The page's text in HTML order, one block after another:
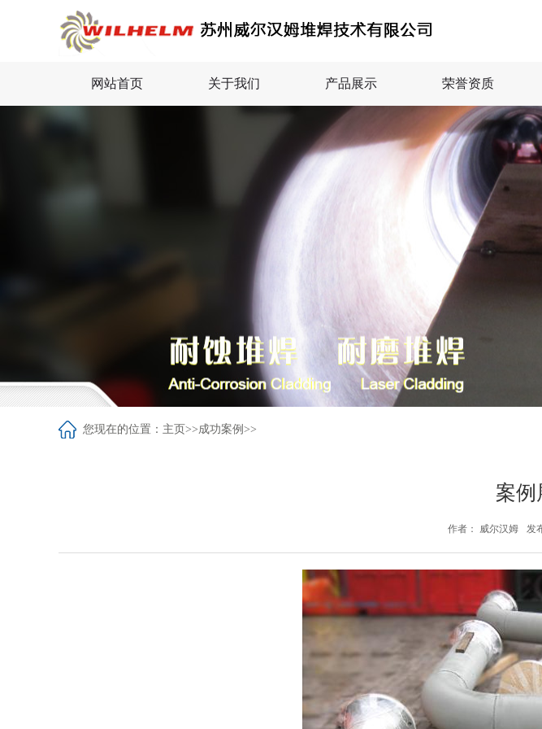
网站首页 关于我们 产品展示 荣誉资质
您现在的位置： 主页 >>成功案例 >>
案例
作者： 威尔汉姆 发